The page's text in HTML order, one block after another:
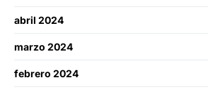
abril 2024
marzo 2024
febrero 2024